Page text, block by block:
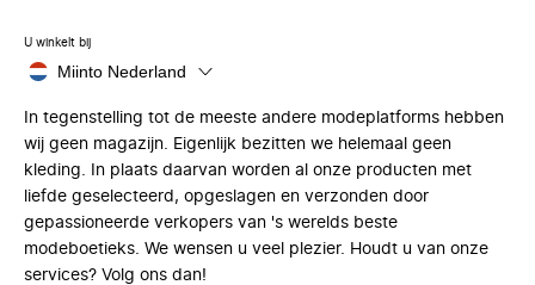
U winkelt bij
Miinto Nederland
In tegenstelling tot de meeste andere modeplatforms hebben
wij geen magazijn. Eigenlijk bezitten we helemaal geen
kleding. In plaats daarvan worden al onze producten met
liefde geselecteerd, opgeslagen en verzonden door
gepassioneerde verkopers van 's werelds beste
modeboetieks. We wensen u veel plezier. Houdt u van onze
services? Volg ons dan!